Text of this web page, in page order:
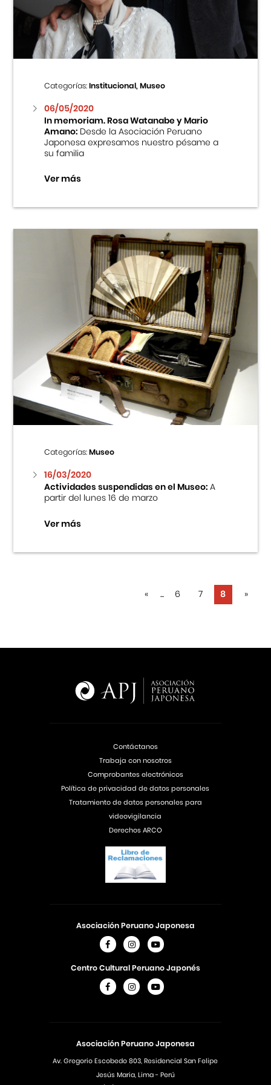
Centro Cultural Peruano Japonés
Cursos
Museo de la Inmigración Japonesa
Fondo Editorial
Teatro Peruano Japonés
Categorías:Institucional, Museo
06/05/2020
In memoriam. Rosa Watanabe y Mario
Amano:Desde la Asociación Peruano
Japonesa expresamos nuestro pésame a
su familia
Ver más
Categorías:Museo
16/03/2020
Actividades suspendidas en el Museo:A
partir del lunes 16 de marzo
Ver más
« ... 6 7 8 »
Asociación Peruano Japonesa
Av. Gregorio Escobedo 803, Residencial San Felipe
Jesús Maria, Lima - Perú
Asociación Peruano Japonesa
Centro Cultural Peruano Japonés
Contáctanos
Trabaja con nosotros
Comprobantes electrónicos
Política de privacidad de datos personales
Tratamiento de datos personales para
videovigilancia
Derechos ARCO